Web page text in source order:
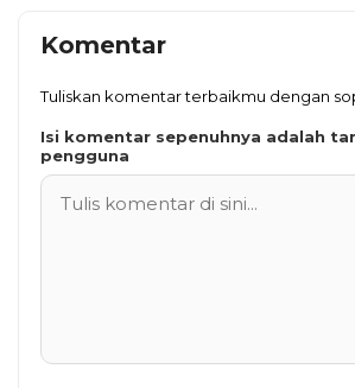
Komentar
Tuliskan komentar terbaikmu dengan
Isi komentar sepenuhnya adalah
pengguna